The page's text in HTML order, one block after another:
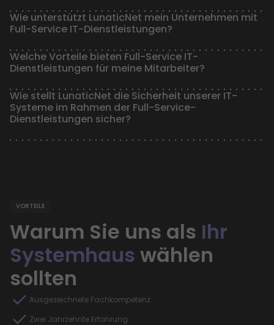
Wie unterstützt LunaticNet mein Unternehmen mit
Full-Service IT-Dienstleistungen?
Welche Vorteile bieten Full-Service IT-
Dienstleistungen für meine Mitarbeiter?
Wie stellt LunaticNet die Sicherheit unserer IT-
Systeme im Rahmen der Full-Service-
Dienstleistungen sicher?
VORTEILE
Warum Sie uns als Ihr
Systemhaus wählen
sollten
Ausgezeichnete Fachkompetenz
Zwei Jahrzehnte Erfahrung